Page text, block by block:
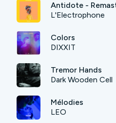
L'Electrophone
Colors
DIXXIT
Tremor Hands
Dark Wooden Cell
Mélodies
LEO